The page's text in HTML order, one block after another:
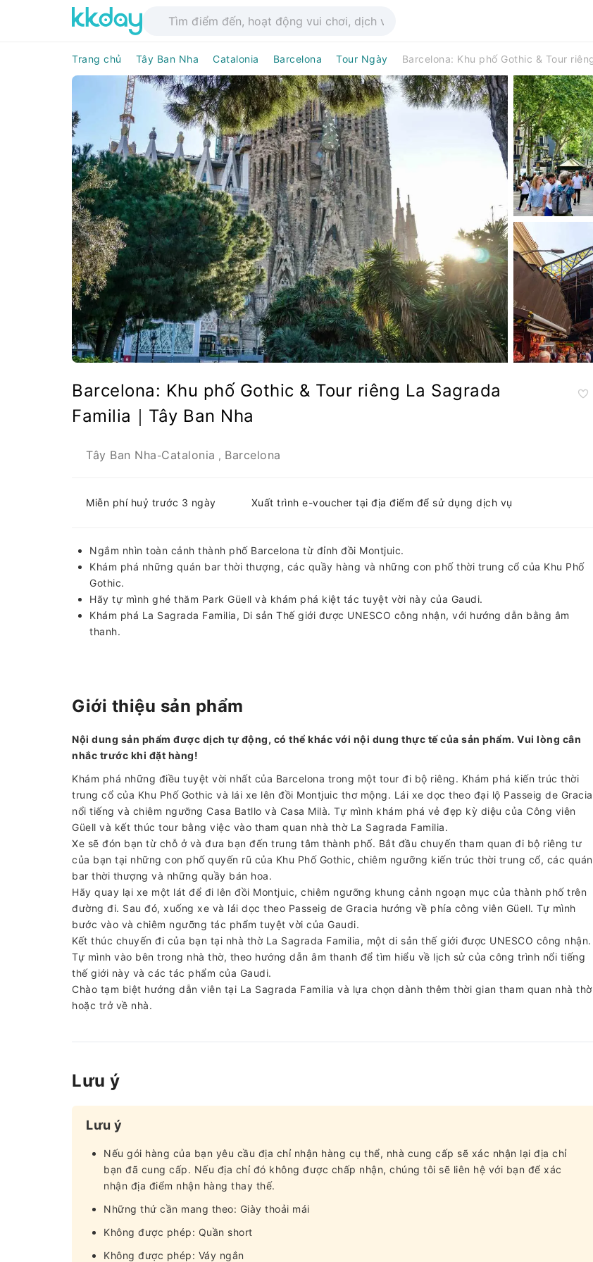
Trang chủ Tây Ban Nha Catalonia Barcelona Tour Ngày
Barcelona: Khu phố Gothic & Tour riêng La Sagrada
Familia｜Tây Ban Nha
Tây Ban Nha-Catalonia , Barcelona
Miễn phí huỷ trước 3 ngày Xuất trình e-voucher tại địa điểm để sử dụng dịch vụ
Ngắm nhìn toàn cảnh thành phố Barcelona từ đỉnh đồi Montjuic.
Khám phá những quán bar thời thượng, các quầy hàng và những con phố thời trung cổ của Khu Phố
Gothic.
Hãy tự mình ghé thăm Park Güell và khám phá kiệt tác tuyệt vời này của Gaudi.
Khám phá La Sagrada Familia, Di sản Thế giới được UNESCO công nhận, với hướng dẫn bằng âm
thanh.
Giới thiệu sản phẩm
Nội dung sản phẩm được dịch tự động, có thể khác với nội dung thực tế của sản phẩm. Vui lòng cân
nhắc trước khi đặt hàng!
Khám phá những điều tuyệt vời nhất của Barcelona trong một tour đi bộ riêng. Khám phá kiến ​​trúc thời
trung cổ của Khu Phố Gothic và lái xe lên đồi Montjuic thơ mộng. Lái xe dọc theo đại lộ Passeig de Gracia
nổi tiếng và chiêm ngưỡng Casa Batllo và Casa Milà. Tự mình khám phá vẻ đẹp kỳ diệu của Công viên
Güell và kết thúc tour bằng việc vào tham quan nhà thờ La Sagrada Familia.
Xe sẽ đón bạn từ chỗ ở và đưa bạn đến trung tâm thành phố. Bắt đầu chuyến tham quan đi bộ riêng tư
của bạn tại những con phố quyến rũ của Khu Phố Gothic, chiêm ngưỡng kiến ​​trúc thời trung cổ, các quán
bar thời thượng và những quầy bán hoa.
Hãy quay lại xe một lát để đi lên đồi Montjuic, chiêm ngưỡng khung cảnh ngoạn mục của thành phố trên
đường đi. Sau đó, xuống xe và lái dọc theo Passeig de Gracia hướng về phía công viên Güell. Tự mình
bước vào và chiêm ngưỡng tác phẩm tuyệt vời của Gaudi.
Kết thúc chuyến đi của bạn tại nhà thờ La Sagrada Familia, một di sản thế giới được UNESCO công nhận.
Tự mình vào bên trong nhà thờ, theo hướng dẫn âm thanh để tìm hiểu về lịch sử của công trình nổi tiếng
thế giới này và các tác phẩm của Gaudi.
Chào tạm biệt hướng dẫn viên tại La Sagrada Familia và lựa chọn dành thêm thời gian tham quan nhà thờ
hoặc trở về nhà.
Lưu ý
Lưu ý
Nếu gói hàng của bạn yêu cầu địa chỉ nhận hàng cụ thể, nhà cung cấp sẽ xác nhận lại địa chỉ
bạn đã cung cấp. Nếu địa chỉ đó không được chấp nhận, chúng tôi sẽ liên hệ với bạn để xác
nhận địa điểm nhận hàng thay thế.
Những thứ cần mang theo: Giày thoải mái
Không được phép: Quần short
Không được phép: Váy ngắn